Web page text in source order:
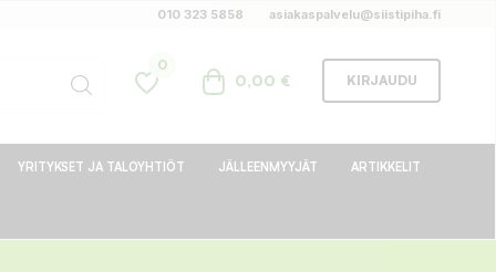
010 323 5858 asiakaspalvelu@siistipiha.fi
0
0,00 € KIRJAUDU
YRITYKSET JA TALOYHTIÖT JÄLLEENMYYJÄT ARTIKKELIT